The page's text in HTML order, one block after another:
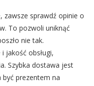
zawsze sprawdź opinie o
To pozwoli uniknąć
nie tak.
jakość obsługi,
Szybka dostawa jest
być prezentem na